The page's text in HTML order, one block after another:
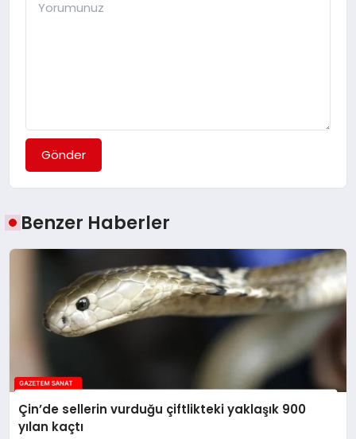
Gönder
Benzer Haberler
Çin’de sellerin vurduğu çiftlikteki yaklaşık 900
yılan kaçtı